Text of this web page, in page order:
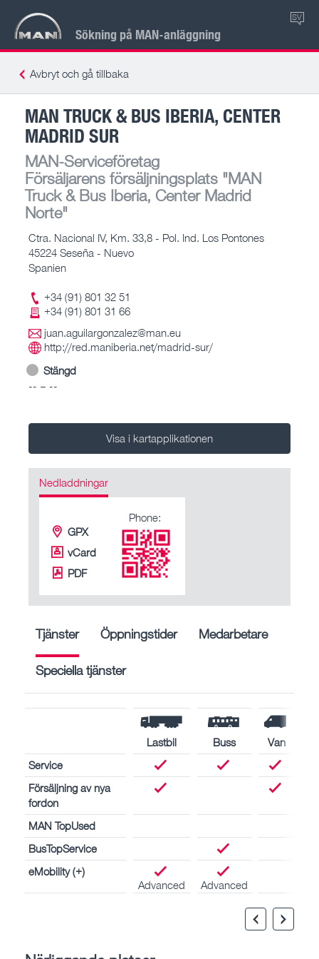
Sökning på MAN-anläggning
SV
Avbryt och gå tillbaka
MAN TRUCK & BUS IBERIA, CENTER
MADRID SUR
MAN-Serviceföretag
Försäljarens försäljningsplats "MAN
Truck & Bus Iberia, Center Madrid
Norte"
Ctra. Nacional IV, Km. 33,8 - Pol. Ind. Los Pontones
45224 Seseña - Nuevo
Spanien
+34 (91) 801 32 51
+34 (91) 801 31 66
juan.aguilargonzalez@man.eu
http://red.maniberia.net/madrid-sur/
Stängd
-- – --
Visa i kartapplikationen
Nedladdningar
GPX
vCard
PDF
Phone:
Tjänster Öppningstider Medarbetare
Speciella tjänster
Lastbil Buss
Van
Service
Försäljning av nya
fordon
MAN TopUsed
BusTopService
eMobility (+)
Advanced
Advanced